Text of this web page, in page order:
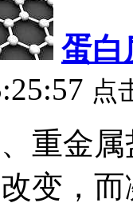
蛋白
点
重金
变，